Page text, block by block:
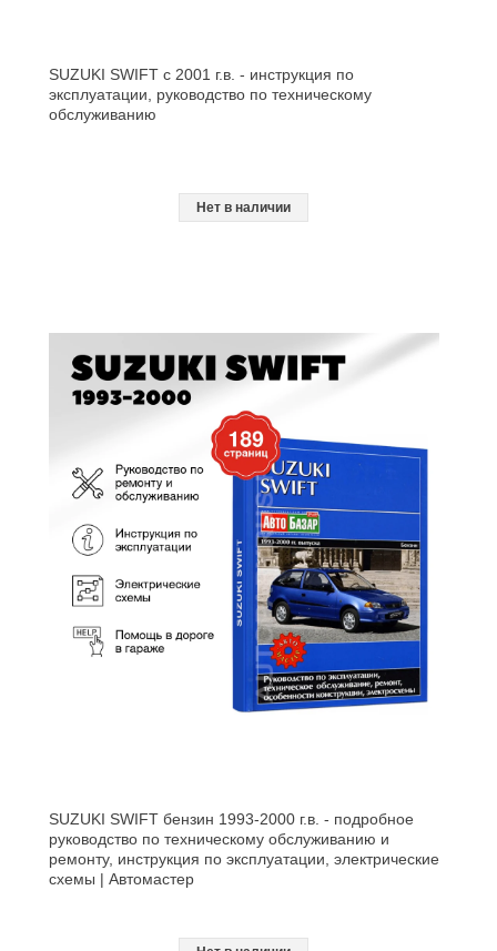
SUZUKI SWIFT с 2001 г.в. - инструкция по
эксплуатации, руководство по техническому
обслуживанию
Нет в наличии
SUZUKI SWIFT бензин 1993-2000 г.в. - подробное
руководство по техническому обслуживанию и
ремонту, инструкция по эксплуатации, электрические
схемы | Автомастер